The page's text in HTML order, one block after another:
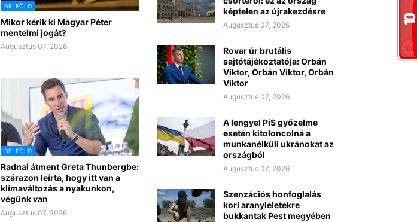
BELFÖLD
Mikor kérik ki Magyar Péter
mentelmi jogát?
Augusztus 07, 2026
BELFÖLD
Radnai átment Greta Thunbergbe:
szárazon leírta, hogy itt van a
klímaváltozás a nyakunkon,
végünk van
Augusztus 07, 2026
képtelen az újrakezdésre
Augusztus 07, 2026
Rovar úr brutális
sajtótájékoztatója: Orbán
Viktor, Orbán Viktor, Orbán
Viktor
Augusztus 07, 2026
A lengyel PiS győzelme
esetén kitoloncolná a
munkanélküli ukránokat az
országból
Augusztus 07, 2026
Szenzációs honfoglalás
kori aranyleletekre
bukkantak Pest megyében